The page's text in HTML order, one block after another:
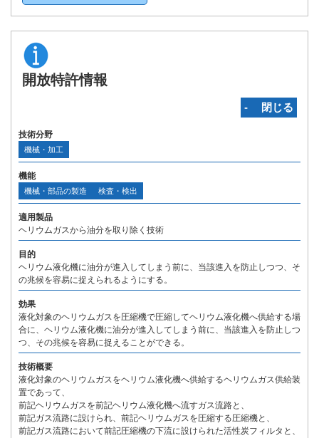
開放特許情報
‐ 閉じる
技術分野
機械・加工
機能
機械・部品の製造 検査・検出
適用製品
ヘリウムガスから油分を取り除く技術
目的
ヘリウム液化機に油分が進入してしまう前に、当該進入を防止しつつ、そ
の兆候を容易に捉えられるようにする。
効果
液化対象のヘリウムガスを圧縮機で圧縮してヘリウム液化機へ供給する場
合に、ヘリウム液化機に油分が進入してしまう前に、当該進入を防止しつ
つ、その兆候を容易に捉えることができる。
技術概要
液化対象のヘリウムガスをヘリウム液化機へ供給するヘリウムガス供給装
置であって、
前記ヘリウムガスを前記ヘリウム液化機へ流すガス流路と、
前記ガス流路に設けられ、前記ヘリウムガスを圧縮する圧縮機と、
前記ガス流路において前記圧縮機の下流に設けられた活性炭フィルタと、